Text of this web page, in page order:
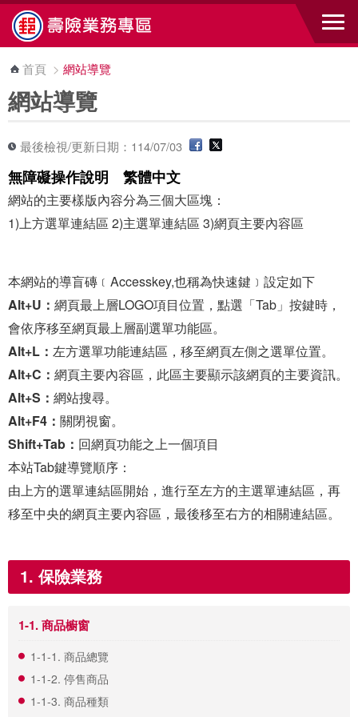
跳到主要內容區塊
首頁 >網站導覽
網站導覽
最後檢視/更新日期：114/07/03
無障礙操作說明 繁體中文
網站的主要樣版內容分為三個大區塊：
1)上方選單連結區 2)主選單連結區 3)網頁主要內容區
本網站的導盲磚﹝Accesskey,也稱為快速鍵﹞設定如下
Alt+U： 網頁最上層LOGO項目位置，點選「Tab」按鍵時，
會依序移至網頁最上層副選單功能區。
Alt+L： 左方選單功能連結區，移至網頁左側之選單位置。
Alt+C： 網頁主要內容區，此區主要顯示該網頁的主要資訊。
Alt+S： 網站搜尋。
Alt+F4： 關閉視窗。
Shift+Tab： 回網頁功能之上一個項目
本站Tab鍵導覽順序：
由上方的選單連結區開始，進行至左方的主選單連結區，再
移至中央的網頁主要內容區，最後移至右方的相關連結區。
1. 保險業務
1-1. 商品櫥窗
1-1-1. 商品總覽
1-1-2. 停售商品
1-1-3. 商品種類